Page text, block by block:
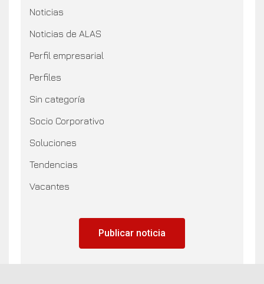
Socio Corporativo
Soluciones
Tendencias
Vacantes
Publicar noticia